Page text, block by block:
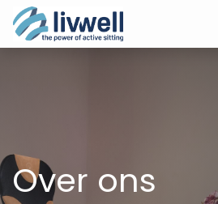
Overslaan naar inhoud
Over ons